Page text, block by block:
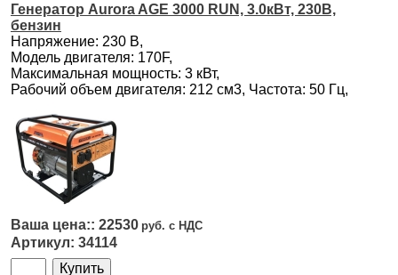
Генератор Aurora AGE 3000 RUN, 3.0кВт, 230В,
бензин
Напряжение: 230 В,
Модель двигателя: 170F,
Максимальная мощность: 3 кВт,
Рабочий объем двигателя: 212 см3, Частота: 50 Гц,
22530
34114